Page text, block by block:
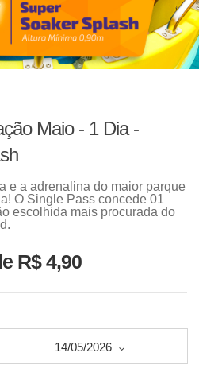
Maio - 1 Dia -
e a adrenalina do maior parque
O Single Pass concede 01
escolhida mais procurada do
R$ 4,90
14/05/2026